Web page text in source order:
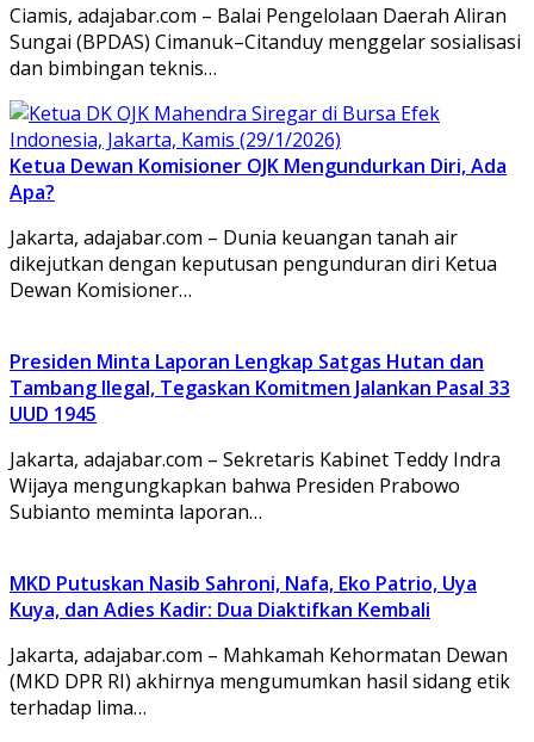
Ciamis, adajabar.com – Balai Pengelolaan Daerah Aliran
Sungai (BPDAS) Cimanuk–Citanduy menggelar sosialisasi
dan bimbingan teknis…
Ketua Dewan Komisioner OJK Mengundurkan Diri, Ada
Apa?
Jakarta, adajabar.com – Dunia keuangan tanah air
dikejutkan dengan keputusan pengunduran diri Ketua
Dewan Komisioner…
Presiden Minta Laporan Lengkap Satgas Hutan dan
Tambang Ilegal, Tegaskan Komitmen Jalankan Pasal 33
UUD 1945
Jakarta, adajabar.com – Sekretaris Kabinet Teddy Indra
Wijaya mengungkapkan bahwa Presiden Prabowo
Subianto meminta laporan…
MKD Putuskan Nasib Sahroni, Nafa, Eko Patrio, Uya
Kuya, dan Adies Kadir: Dua Diaktifkan Kembali
Jakarta, adajabar.com – Mahkamah Kehormatan Dewan
(MKD DPR RI) akhirnya mengumumkan hasil sidang etik
terhadap lima…